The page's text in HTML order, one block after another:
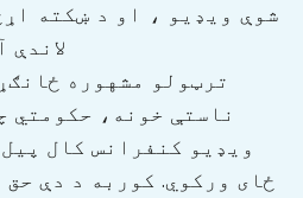
ترټولو مشهوره
ناستې خونه، حکومتي
ویډیو کنفرانس کال
ځای ورکوي. کوربه د دې